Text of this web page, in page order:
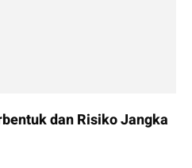
dan Risiko Jangka